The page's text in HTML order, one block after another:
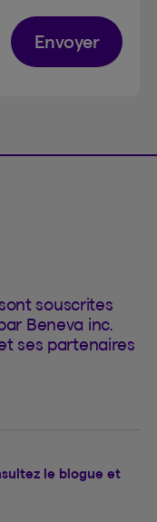
Envoyer
souscrites
Beneva inc.
ses partenaires
le blogue et